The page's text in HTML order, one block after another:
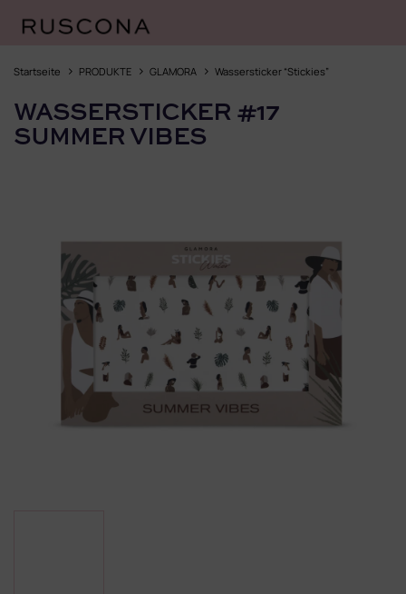
InhaltStartseite PRODUKTE GLAMORA Wassersticker “Stickies”
WASSERSTICKER #17
SUMMER VIBES